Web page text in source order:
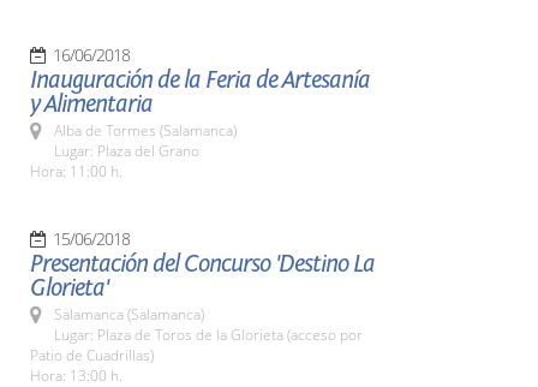
16/06/2018
Inauguración de la Feria de Artesanía
y Alimentaria
Alba de Tormes (Salamanca)
Lugar: Plaza del Grano
Hora: 11:00 h.
15/06/2018
Presentación del Concurso 'Destino La
Glorieta'
Salamanca (Salamanca)
Lugar: Plaza de Toros de la Glorieta (acceso por
Patio de Cuadrillas)
Hora: 13:00 h.